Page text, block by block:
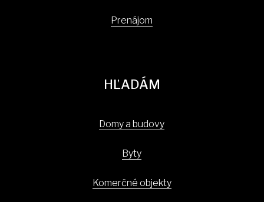
Prenájom
HĽADÁM
Domy a budovy
Byty
Komerčné objekty